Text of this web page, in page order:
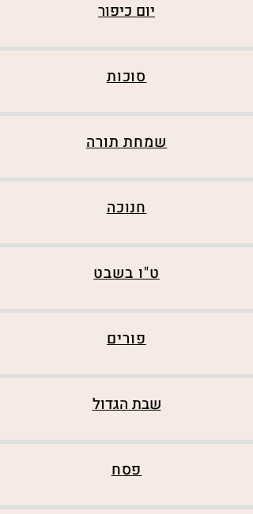
יום כיפור
סוכות
שמחת תורה
חנוכה
ט"ו בשבט
פורים
שבת הגדול
פסח